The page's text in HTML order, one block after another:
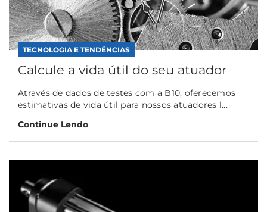
TECNOLOGIA E TENDÊNCIAS
Calcule a vida útil do seu atuador
Através de dados de testes com a B10, oferecemos
estimativas de vida útil para nossos atuadores l...
Continue Lendo